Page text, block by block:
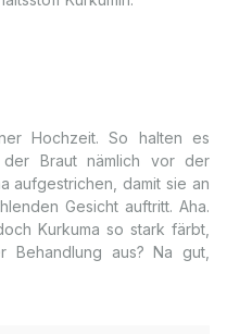
Hochzeit. So halten es
Braut nämlich vor der
aufgestrichen, damit sie an
Gesicht auftritt. Aha.
Kurkuma so stark färbt,
aus? Na gut,